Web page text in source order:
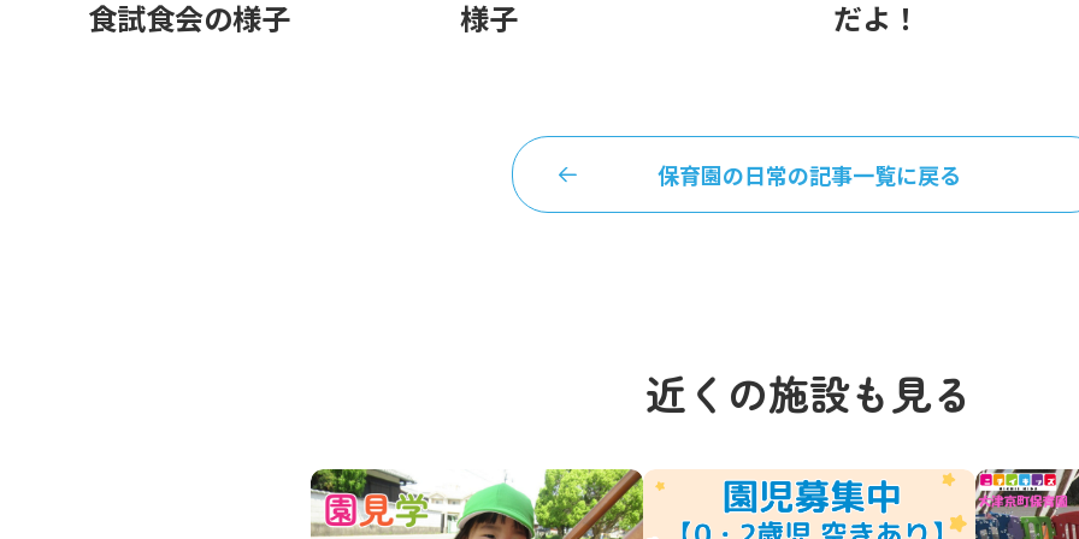
食試食会の様子 様子 だよ！
保育園の日常の記事一覧に戻る
近くの施設も見る